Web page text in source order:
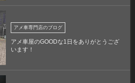
アメ車専門店のブログ
アメ車屋のGOODな1日をありがとうござ
います！